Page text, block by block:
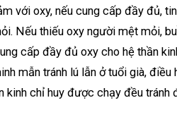
với oxy, nếu cung cấp đầy đủ,
Nếu thiếu oxy người mệt mỏi,
cấp đầy đủ oxy cho hệ thần
mẫn tránh lú lẫn ở tuổi già,
kinh chỉ huy được chạy đều tránh